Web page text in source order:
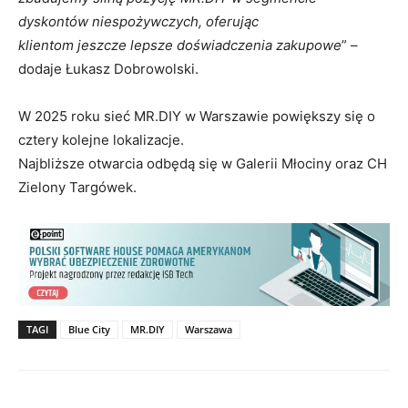
dyskontów niespożywczych, oferując
klientom jeszcze lepsze doświadczenia zakupowe” –
dodaje Łukasz Dobrowolski.
W 2025 roku sieć MR.DIY w Warszawie powiększy się o
cztery kolejne lokalizacje.
Najbliższe otwarcia odbędą się w Galerii Młociny oraz CH
Zielony Targówek.
TAGI Blue City MR.DIY Warszawa